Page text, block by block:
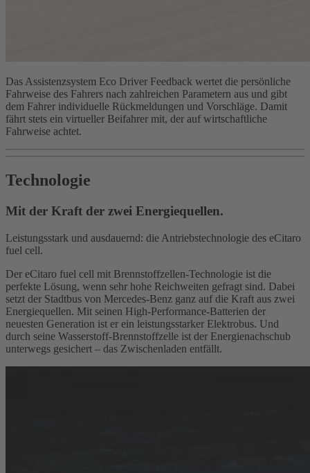
Das Assistenzsystem Eco Driver Feedback wertet die persönliche
Fahrweise des Fahrers nach zahlreichen Parametern aus und gibt
dem Fahrer individuelle Rückmeldungen und Vorschläge. Damit
fährt stets ein virtueller Beifahrer mit, der auf wirtschaftliche
Fahrweise achtet.
Technologie
Mit der Kraft der zwei Energiequellen.
Leistungsstark und ausdauernd: die Antriebstechnologie des eCitaro
fuel cell.
Der eCitaro fuel cell mit Brennstoffzellen-Technologie ist die
perfekte Lösung, wenn sehr hohe Reichweiten gefragt sind. Dabei
setzt der Stadtbus von Mercedes‑Benz ganz auf die Kraft aus zwei
Energiequellen. Mit seinen High-Performance-Batterien der
neuesten Generation ist er ein leistungsstarker Elektrobus. Und
durch seine Wasserstoff-Brennstoffzelle ist der Energienachschub
unterwegs gesichert – das Zwischenladen entfällt.